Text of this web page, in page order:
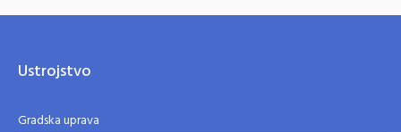
Ustrojstvo
Gradska uprava